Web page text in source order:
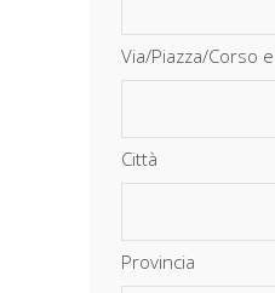
Via/Piazza/Corso
Città
Provincia